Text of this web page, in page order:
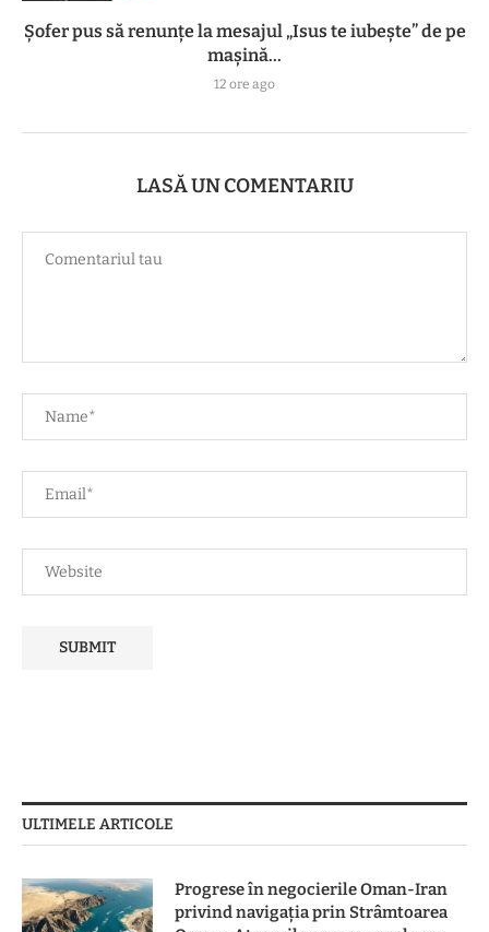
Șofer pus să renunțe la mesajul „Isus te iubește” de pe
mașină...
12 ore ago
LASĂ UN COMENTARIU
ULTIMELE ARTICOLE
Progrese în negocierile Oman-Iran
privind navigația prin Strâmtoarea